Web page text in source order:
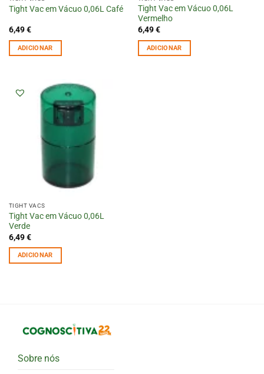
Tight Vac em Vácuo 0,06L Café
6,49€
ADICIONAR
Tight Vac em Vácuo 0,06L
Vermelho
6,49€
ADICIONAR
TIGHT VACS
Tight Vac em Vácuo 0,06L
Verde
6,49€
ADICIONAR
Sobre nós